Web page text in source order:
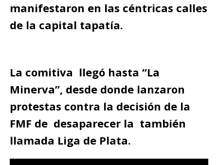
manifestaron en las céntricas calles
de la capital tapatía.
La comitiva llegó hasta “La
Minerva”, desde donde lanzaron
protestas contra la decisión de la
FMF de desaparecer la también
llamada Liga de Plata.